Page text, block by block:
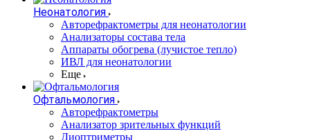
Неонатология
Авторефрактометры для неонатологии
Анализаторы состава тела
Аппараты обогрева (лучистое тепло)
ИВЛ для неонатологии
Еще
Офтальмология
Авторефрактометры
Анализатор зрительных функций
Диоптриметры